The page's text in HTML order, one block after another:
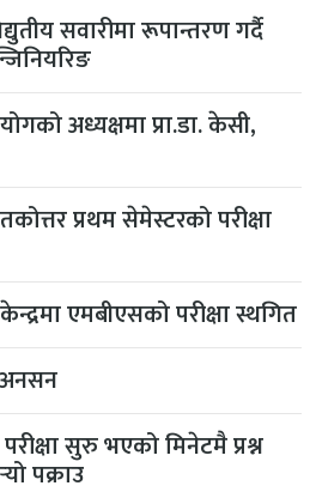
सवारीमा रूपान्तरण गर्दै
अध्यक्षमा प्रा.डा. केसी,
प्रथम सेमेस्टरको परीक्षा
एमबीएसको परीक्षा स्थगित
अनसन
सुरु भएको मिनेटमै प्रश्न
पक्राउ